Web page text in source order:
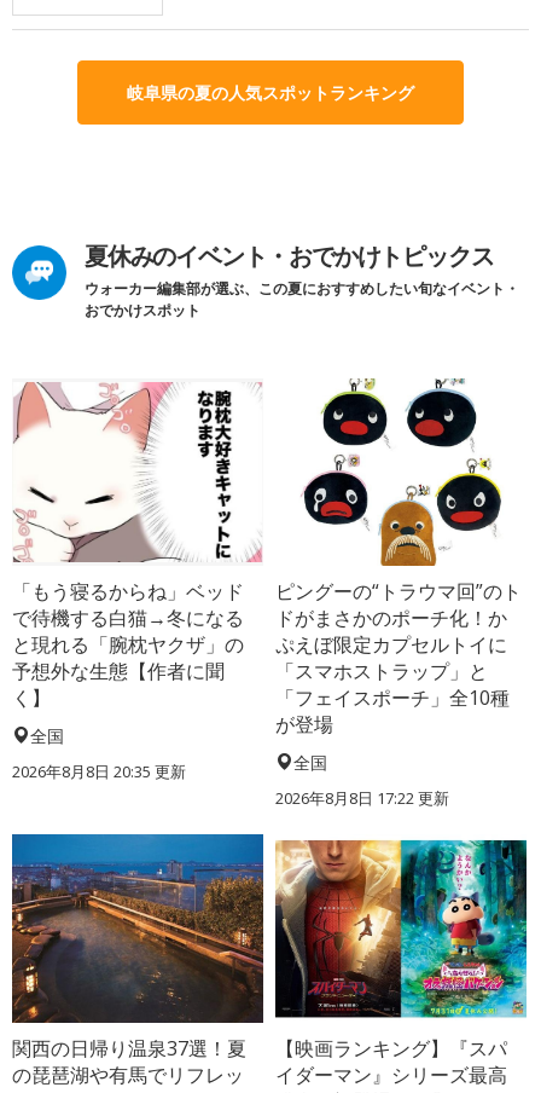
岐阜県の夏の人気スポットランキング
夏休みのイベント・おでかけトピックス
ウォーカー編集部が選ぶ、この夏におすすめしたい旬なイベント・
おでかけスポット
「もう寝るからね」ベッド
で待機する白猫→冬になる
と現れる「腕枕ヤクザ」の
予想外な生態【作者に聞
く】
全国
2026年8月8日 20:35 更新
ピングーの“トラウマ回”のト
ドがまさかのポーチ化！か
ぷえぼ限定カプセルトイに
「スマホストラップ」と
「フェイスポーチ」全10種
が登場
全国
2026年8月8日 17:22更新
関西の日帰り温泉37選！夏
の琵琶湖や有馬でリフレッ
【映画ランキング】『スパ
イダーマン』シリーズ最高